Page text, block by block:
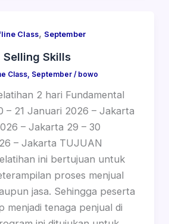
Class, September
Selling Skills
Class, September/ bowo
2 hari Fundamental
– 21 Januari 2026 – Jakarta
– Jakarta 29 – 30
– Jakarta TUJUAN
ini bertujuan untuk
proses menjual
jasa. Sehingga peserta
menjadi tenaga penjual di